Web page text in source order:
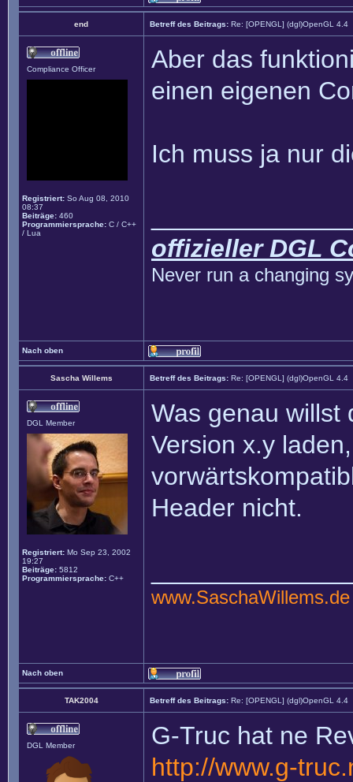
end Betreff des Beitrags: Re: [OPENGL] (dgl)OpenGL 4.4
Compliance Officer
Registriert: So Aug 08, 2010
08:37
Beiträge: 460
Programmiersprache: C / C++
/ Lua
Aber das
einen eigenen
Ich muss ja nur
offizieller DGL
Never run a changing
Nach oben
Sascha Willems Betreff des Beitrags: Re: [OPENGL] (dgl)OpenGL 4.4
DGL Member
Registriert: Mo Sep 23, 2002
19:27
Beiträge: 5812
Programmiersprache: C++
Was genau willst
Version x.y
Header nicht.
www.SaschaWillems.de
Nach oben
TAK2004 Betreff des Beitrags: Re: [OPENGL] (dgl)OpenGL 4.4
DGL Member
G-Truc hat ne
http://www.g-